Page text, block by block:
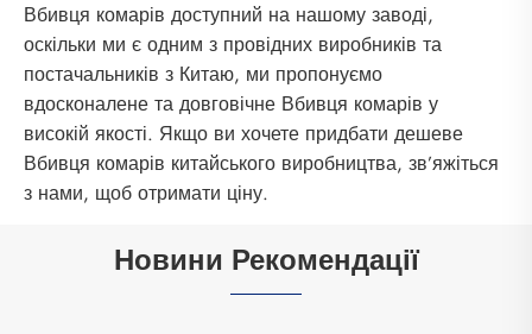
Вбивця комарів доступний на нашому заводі,
оскільки ми є одним з провідних виробників та
постачальників з Китаю, ми пропонуємо
вдосконалене та довговічне Вбивця комарів у
високій якості. Якщо ви хочете придбати дешеве
Вбивця комарів китайського виробництва, зв’яжіться
з нами, щоб отримати ціну.
Новини Рекомендації